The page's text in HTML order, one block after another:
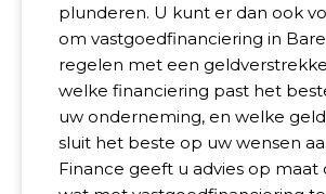
plunderen. U kunt er dan ook
om vastgoedfinanciering in
regelen met een
welke financiering past het
uw onderneming, en welke
sluit het beste op uw wensen
Finance geeft u advies op maat